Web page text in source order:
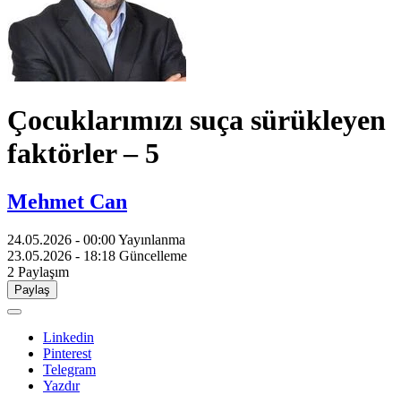
Çocuklarımızı suça sürükleyen
faktörler – 5
Mehmet Can
24.05.2026 - 00:00Yayınlanma
23.05.2026 - 18:18 Güncelleme
2 Paylaşım
Paylaş
Linkedin
Pinterest
Telegram
Yazdır